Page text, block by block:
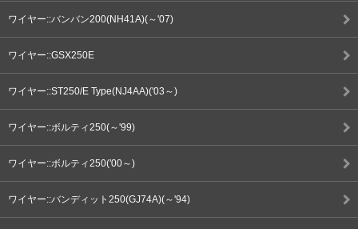
ワイヤー::バンバン200(NH41A)(～'07)
ワイヤー::GSX250E
ワイヤー::ST250/E Type(NJ4AA)('03～)
ワイヤー::ボルティ250(～'99)
ワイヤー::ボルティ250('00～)
ワイヤー::バンディット250(GJ74A)(～'94)